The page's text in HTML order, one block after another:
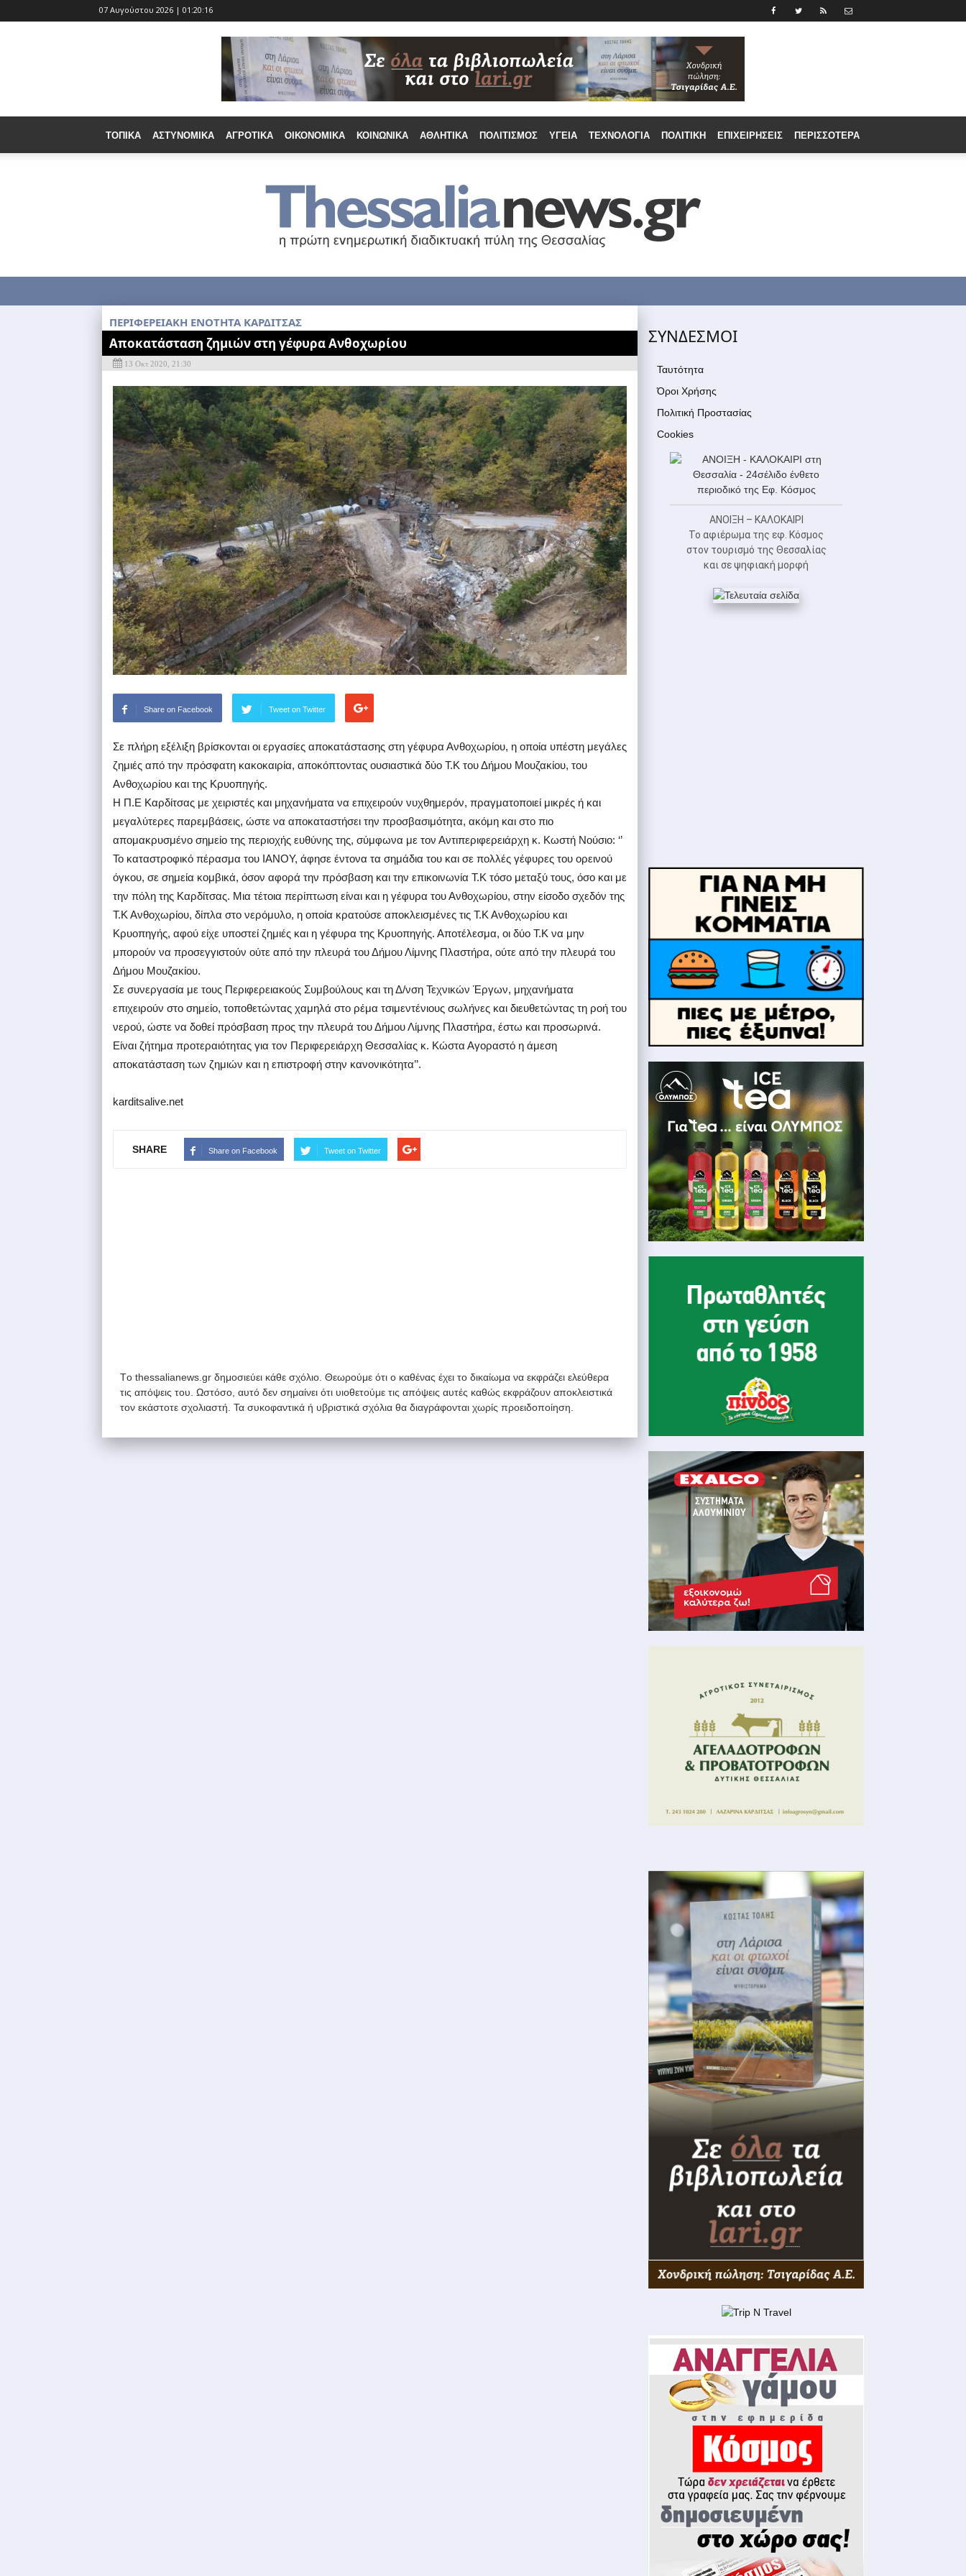
07 Αυγούστου 2026 | 01:20:17
ΤΟΠΙΚΆ ΑΣΤΥΝΟΜΙΚΆ ΑΓΡΟΤΙΚΆ ΟΙΚΟΝΟΜΙΚΆ ΚΟΙΝΩΝΙΚΆ ΑΘΛΗΤΙΚΆ ΠΟΛΙΤΙΣΜΌΣ ΥΓΕΊΑ ΤΕΧΝΟΛΟΓΊΑ ΠΟΛΙΤΙΚΉ ΕΠΙΧΕΙΡΉΣΕΙΣ ΠΕΡΙΣΣΟΤΕΡΑ
ΠΕΡΙΦΕΡΕΙΑΚΗ ΕΝΟΤΗΤΑ ΚΑΡΔΙΤΣΑΣ
Αποκατάσταση ζημιών στη γέφυρα Ανθοχωρίου
13 Οκτ 2020, 21:30
Share on Facebook Tweet on Twitter
Σε πλήρη εξέλιξη βρίσκονται οι εργασίες αποκατάστασης στη γέφυρα Ανθοχωρίου, η οποία υπέστη μεγάλες
ζημιές από την πρόσφατη κακοκαιρία, αποκόπτοντας ουσιαστικά δύο Τ.Κ του Δήμου Μουζακίου, του
Ανθοχωρίου και της Κρυοπηγής.
Η Π.Ε Καρδίτσας με χειριστές και μηχανήματα να επιχειρούν νυχθημερόν, πραγματοποιεί μικρές ή και
μεγαλύτερες παρεμβάσεις, ώστε να αποκαταστήσει την προσβασιμότητα, ακόμη και στο πιο
απομακρυσμένο σημείο της περιοχής ευθύνης της, σύμφωνα με τον Αντιπεριφερειάρχη κ. Κωστή Νούσιο: ‘’
Το καταστροφικό πέρασμα του ΙΑΝΟΥ, άφησε έντονα τα σημάδια του και σε πολλές γέφυρες του ορεινού
όγκου, σε σημεία κομβικά, όσον αφορά την πρόσβαση και την επικοινωνία Τ.Κ τόσο μεταξύ τους, όσο και με
την πόλη της Καρδίτσας. Μια τέτοια περίπτωση είναι και η γέφυρα του Ανθοχωρίου, στην είσοδο σχεδόν της
Τ.Κ Ανθοχωρίου, δίπλα στο νερόμυλο, η οποία κρατούσε αποκλεισμένες τις Τ.Κ Ανθοχωρίου και
Κρυοπηγής, αφού είχε υποστεί ζημιές και η γέφυρα της Κρυοπηγής. Αποτέλεσμα, οι δύο Τ.Κ να μην
μπορούν να προσεγγιστούν ούτε από την πλευρά του Δήμου Λίμνης Πλαστήρα, ούτε από την πλευρά του
Δήμου Μουζακίου.
Σε συνεργασία με τους Περιφερειακούς Συμβούλους και τη Δ/νση Τεχνικών Έργων, μηχανήματα
επιχειρούν στο σημείο, τοποθετώντας χαμηλά στο ρέμα τσιμεντένιους σωλήνες και διευθετώντας τη ροή του
νερού, ώστε να δοθεί πρόσβαση προς την πλευρά του Δήμου Λίμνης Πλαστήρα, έστω και προσωρινά.
Είναι ζήτημα προτεραιότητας για τον Περιφερειάρχη Θεσσαλίας κ. Κώστα Αγοραστό η άμεση
αποκατάσταση των ζημιών και η επιστροφή στην κανονικότητα’’.
karditsalive.net
SHARE Share on Facebook Tweet on Twitter
Tο thessalianews.gr δημοσιεύει κάθε σχόλιο. Θεωρούμε ότι ο καθένας έχει το δικαίωμα να εκφράζει ελεύθερα
τις απόψεις του. Ωστόσο, αυτό δεν σημαίνει ότι υιοθετούμε τις απόψεις αυτές καθώς εκφράζουν αποκλειστικά
τον εκάστοτε σχολιαστή. Τα συκοφαντικά ή υβριστικά σχόλια θα διαγράφονται χωρίς προειδοποίηση.
ΣΥΝΔΕΣΜΟΙ
Ταυτότητα
Όροι Χρήσης
Πολιτική Προστασίας
Cookies
ΑΝΟΙΞΗ – ΚΑΛΟΚΑΙΡΙ
Το αφιέρωμα της εφ. Κόσμος
στον τουρισμό της Θεσσαλίας
και σε ψηφιακή μορφή